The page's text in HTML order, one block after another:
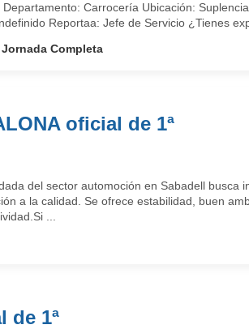
Carrocería Ubicación:
Reportaa: Jefe de Servicio ¿Tienes
Jornada Completa
oficial de 1ª
del sector automoción en Sabadell busca
a la calidad. Se ofrece estabilidad, buen
...
de 1ª